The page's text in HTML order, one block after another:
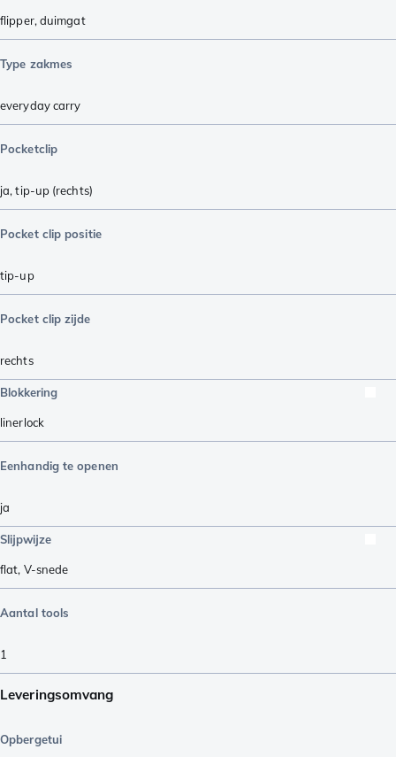
flipper,duimgat
Type zakmes
everyday carry
Pocketclip
ja, tip-up (rechts)
Pocket clip positie
tip-up
Pocket clip zijde
rechts
Blokkering
linerlock
Eenhandig te openen
ja
Slijpwijze
flat, V-snede
Aantal tools
1
Leveringsomvang
Opbergetui